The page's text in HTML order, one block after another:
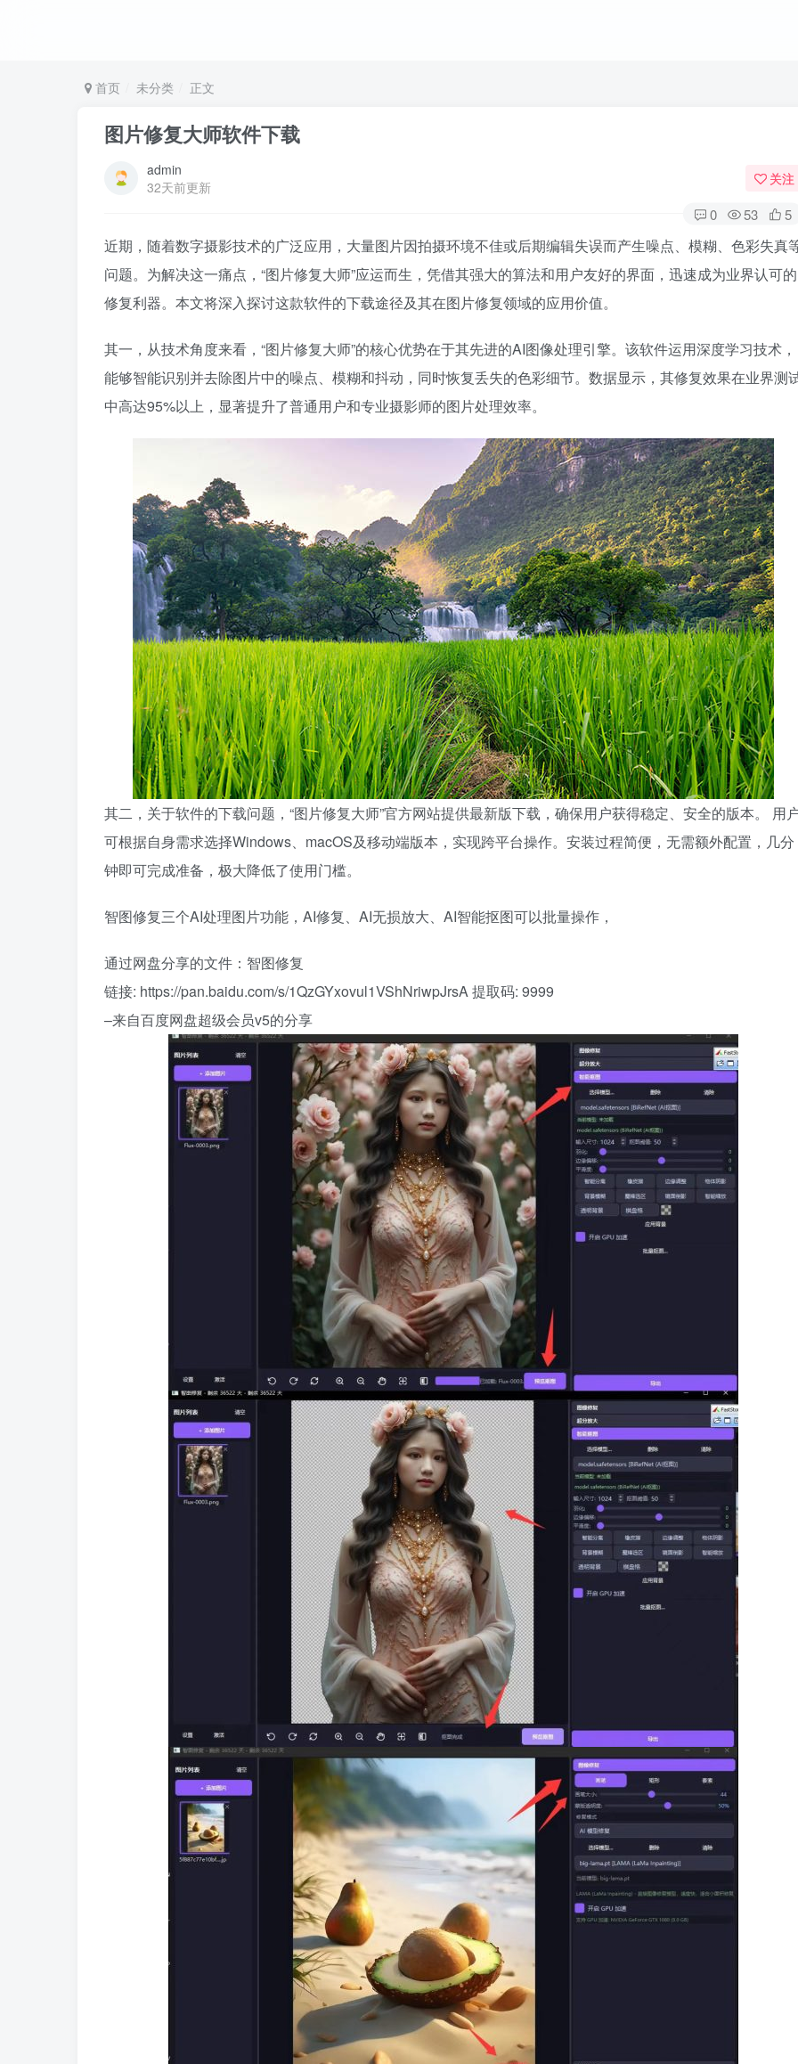
首页 未分类 正文
图片修复大师软件下载
admin
32天前更新
关注
0 53 5
近期，随着数字摄影技术的广泛应用，大量图片因拍摄环境不佳或后期编辑失误而产生噪点、模糊、色彩失真
问题。为解决这一痛点，“图片修复大师”应运而生，凭借其强大的算法和用户友好的界面，迅速成为业界认可的
修复利器。本文将深入探讨这款软件的下载途径及其在图片修复领域的应用价值。
其一，从技术角度来看，“图片修复大师”的核心优势在于其先进的AI图像处理引擎。该软件运用深度学习技术，
能够智能识别并去除图片中的噪点、模糊和抖动，同时恢复丢失的色彩细节。数据显示，其修复效果在业界测
中高达95%以上，显著提升了普通用户和专业摄影师的图片处理效率。
其二，关于软件的下载问题，“图片修复大师”官方网站提供最新版下载，确保用户获得稳定、安全的版本。 用
可根据自身需求选择Windows、macOS及移动端版本，实现跨平台操作。安装过程简便，无需额外配置，几分
钟即可完成准备，极大降低了使用门槛。
智图修复三个AI处理图片功能，AI修复、AI无损放大、AI智能抠图可以批量操作，
通过网盘分享的文件：智图修复
链接: https://pan.baidu.com/s/1QzGYxovul1VShNriwpJrsA 提取码: 9999
–来自百度网盘超级会员v5的分享